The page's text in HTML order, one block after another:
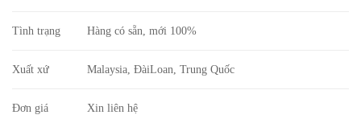
Tình trạng Hàng có sẵn, mới 100%
Xuất xứ Malaysia, ĐàiLoan, Trung Quốc
Đơn giá Xin liên hệ